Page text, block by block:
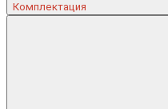
Комплектация